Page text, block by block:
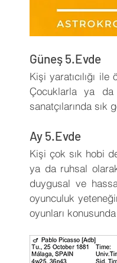
Güneş 5.Evde
Kişi yaratıcılığı
Çocuklarla ya
sanatçılarında
Ay 5.Evde
Kişi çok sık hobi
ya da ruhsal
duygusal ve
oyunculuk
oyunları